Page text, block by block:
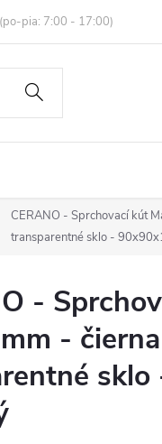
Podmienky ochrany
CERANO - Sprchovací kút
transparentné sklo -
-
-